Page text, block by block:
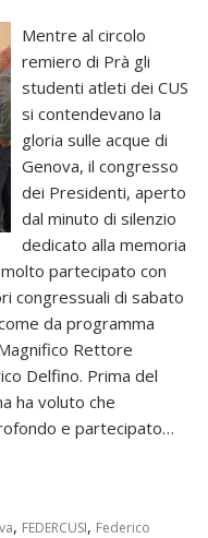
Mentre al circolo
remiero di Prà gli
studenti atleti dei CUS
si contendevano la
gloria sulle acque di
Genova, il congresso
dei Presidenti, aperto
dal minuto di silenzio
dedicato alla memoria
partecipato con
congressuali di sabato
da programma
Rettore
Delfino. Prima del
ha voluto che
e partecipato…
, FEDERCUSI, Federico